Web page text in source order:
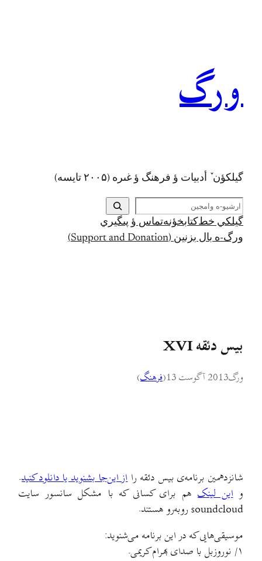
ورگ
گيلکؤن ٚ أدبیات ؤ فرهنگ ؤ غىره (۲۰۰۵ تايسه)
ج
س
ت
ج
گيلکي خط کتابخؤنهتماس ؤ پىگيري
ورگ-ه بال بزنين (Support and Donation)
بیس دئقه XVI
ورگ2013 آگوست 13 (فرهنگ)
شانزدهمین برنامه‌ی بیس دئقه رااز این‌جا بشنوید یا دانلود کنید.
واین لینک هم برای کسانی که با مشکل سانسور سایت
soundcloud روبه‌رو هستند.
موسیقی‌هایی که در این برنامه می‌شنوید:
۱/ نوروزبل با صدای بهرام کریمی.